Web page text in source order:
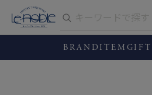
BRANDITEM GIFT